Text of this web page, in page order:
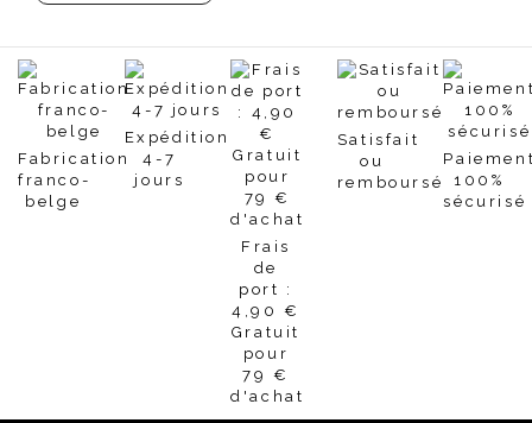
Fabrication
franco-
belge
Expédition
4-7
jours
Frais
de
port :
4,90 €
Gratuit
pour
79 €
d'achat
Satisfait
ou
remboursé
100%
sécurisé